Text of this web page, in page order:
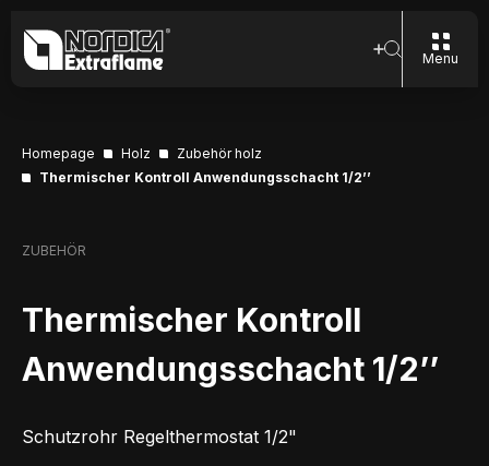
Menu
Homepage Holz
Zubehör holz
Thermischer Kontroll Anwendungsschacht 1/2’’
ZUBEHÖR
Thermischer Kontroll
Anwendungsschacht 1/2’’
Schutzrohr Regelthermostat 1/2"